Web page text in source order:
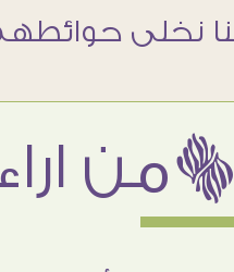
ëمن اراء عملائنا